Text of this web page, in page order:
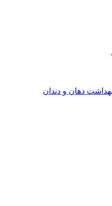
دهان و دندان